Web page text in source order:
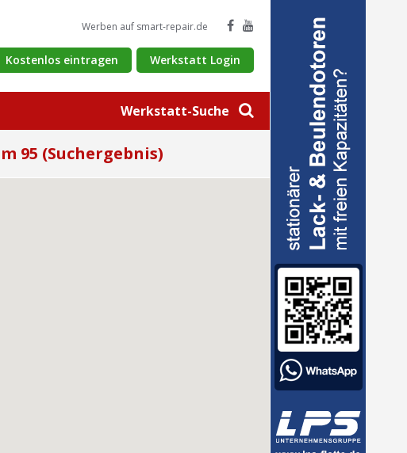
Werkstatt-Suche
Werben auf smart-repair.de
Kostenlos eintragen Werkstatt Login
95 (Suchergebnis)